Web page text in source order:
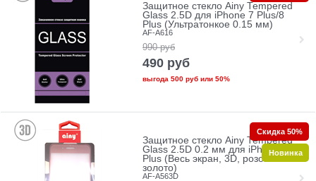
Защитное стекло Ainy Tempered
Glass 2.5D для iPhone 7 Plus/8
Plus (Ультратонкое 0.15 мм)
AF-A616
990 руб
490 руб
выгода 500 рубили 50%
Защитное стекло Ainy Tempered
Glass 2.5D 0.2 мм для iPhone 7
Plus (Весь экран, 3D, розовое
золото)
AF-A563D
Скидка 50%
Новинка